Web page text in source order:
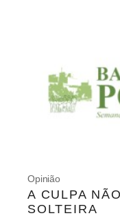
Opinião
A CULPA
SOLTEIRA